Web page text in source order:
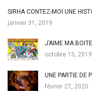
SIRHA CONTEZ-MOI UNE
janvier 31, 2019
J’AIME MA
octobre 15, 2019
UNE PARTIE DE
février 27, 2020